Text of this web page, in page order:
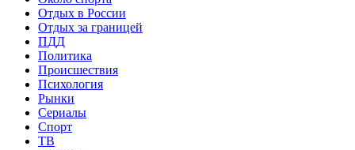
Отдых в России
Отдых за границей
ПДД
Политика
Происшествия
Психология
Рынки
Сериалы
Спорт
ТВ